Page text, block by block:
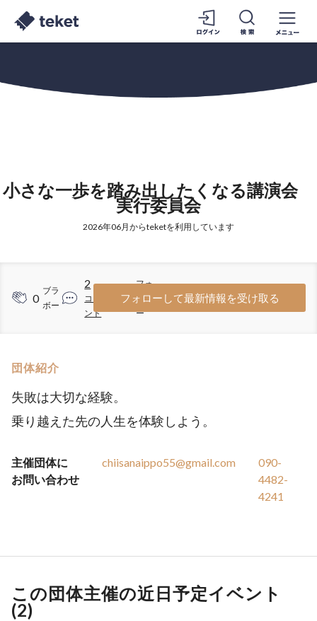
小さな一歩を踏み出したくなる講演会
実行委員会
2026年06月からteketを利用しています
0
ブラ
ボー
2
コメ
ント
3
フォ
ロワ
ー
フォローして最新情報を受け取る
団体紹介
失敗は大切な経験。
乗り越えた先の人生を体験しよう。
主催団体に
お問い合わせ
chiisanaippo55@gmail.com
090-
4482-
4241
この団体主催の近日予定イベント
(2)